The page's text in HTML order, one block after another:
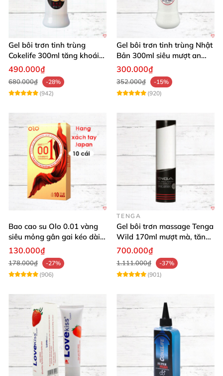
Gel bôi trơn tinh trùng
Cokelife 300ml tăng khoái
cảm, an toàn
490.000₫
680.000₫
-28%
(942)
Gel bôi trơn tinh trùng Nhật
Bản 300ml siêu mượt an
toàn cho yêu
300.000₫
352.000₫
-15%
(920)
Bao cao su Olo 0.01 vàng
siêu mỏng gân gai kéo dài
yêu đỉnh
130.000₫
178.000₫
-27%
(906)
TENGA
Gel bôi trơn massage Tenga
Wild 170ml mượt mà, tăng
khoái cảm
700.000₫
1.111.000₫
-37%
(901)